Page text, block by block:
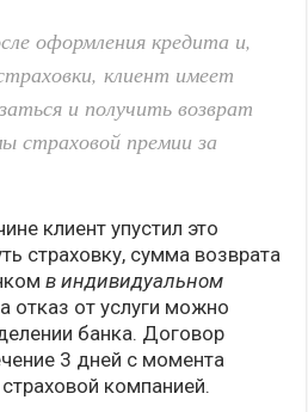
оформления кредита и,
клиент имеет
и получить возврат
страховой премии за
клиент упустил это
страховку, сумма возврата
в индивидуальном
отказ от услуги можно
банка. Договор
3 дней с момента
компанией.